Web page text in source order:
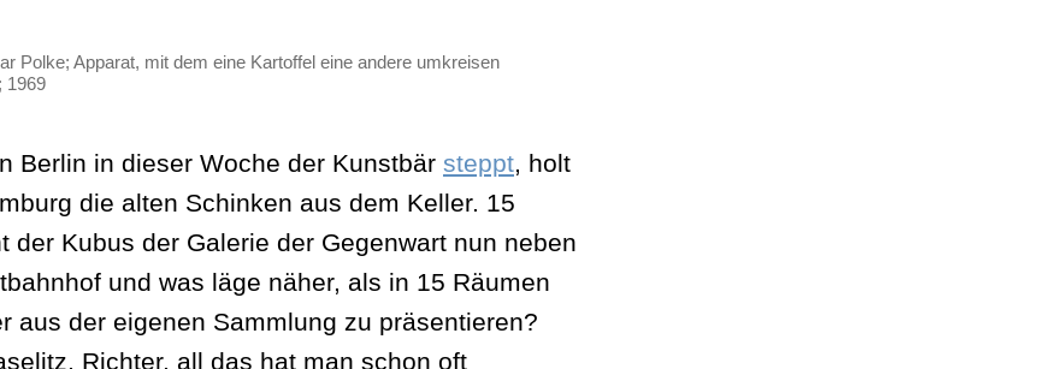
Polke; Apparat, mit dem eine Kartoffel eine andere umkreisen
1969
Berlin in dieser Woche der Kunstbär steppt, holt
die alten Schinken aus dem Keller. 15
der Kubus der Galerie der Gegenwart nun neben
und was läge näher, als in 15 Räumen
aus der eigenen Sammlung zu präsentieren?
Richter, all das hat man schon oft